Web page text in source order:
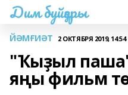
Дим буйҙары
ЙӘМҒИӘТ 2 ОКТЯБРЯ 2019, 14:54
"Ҡыҙыл
яңы фильм